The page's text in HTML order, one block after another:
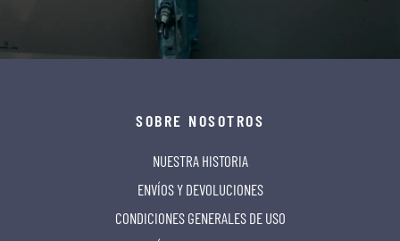
SOBRE NOSOTROS
NUESTRA HISTORIA
ENVÍOS Y DEVOLUCIONES
CONDICIONES GENERALES DE USO